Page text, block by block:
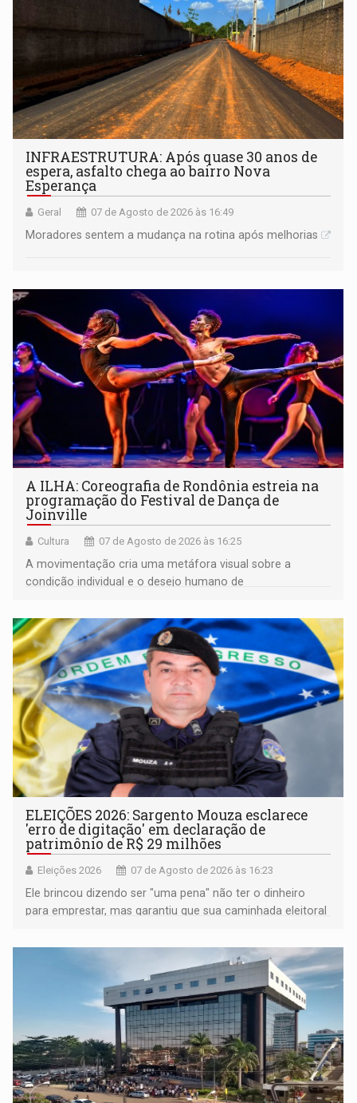
INFRAESTRUTURA: Após quase 30 anos de
espera, asfalto chega ao bairro Nova
Esperança
Geral 07 de Agosto de 2026 às 16:49
Moradores sentem a mudança na rotina após melhorias
A ILHA: Coreografia de Rondônia estreia na
programação do Festival de Dança de
Joinville
Cultura 07 de Agosto de 2026 às 16:25
A movimentação cria uma metáfora visual sobre a
condição individual e o desejo humano de
ELEIÇÕES 2026: Sargento Mouza esclarece
'erro de digitação' em declaração de
patrimônio de R$ 29 milhões
Eleições 2026 07 de Agosto de 2026 às 16:23
Ele brincou dizendo ser "uma pena" não ter o dinheiro
para emprestar, mas garantiu que sua caminhada eleitoral